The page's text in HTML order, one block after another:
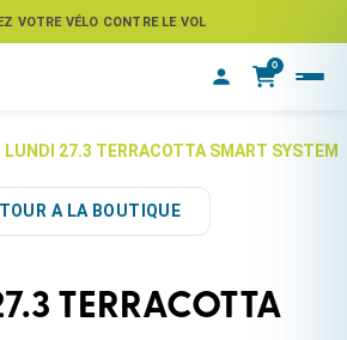
VOTRE VÉLO CONTRE LE VOL
0
LUNDI 27.3 TERRACOTTA SMART SYSTEM
A LA BOUTIQUE
TERRACOTTA